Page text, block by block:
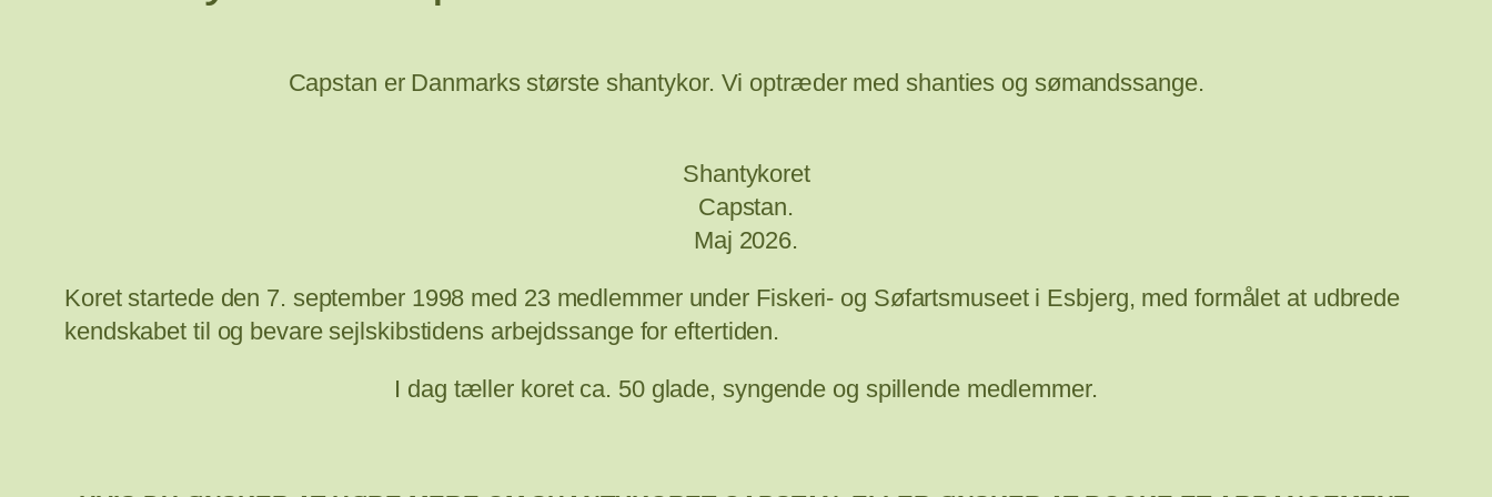
Capstan er Danmarks største shantykor. Vi optræder med shanties og sømandssange.
Shantykoret
Capstan.
Maj 2026.
Koret startede den 7. september 1998 med 23 medlemmer under Fiskeri- og Søfartsmuseet i Esbjerg, med formålet at udbrede
kendskabet til og bevare sejlskibstidens arbejdssange for eftertiden.
I dag tæller koret ca. 50 glade, syngende og spillende medlemmer.